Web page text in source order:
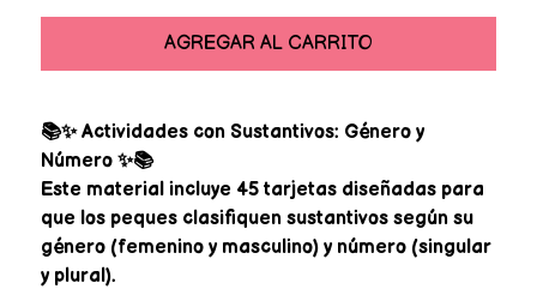
AGREGAR AL CARRITO
📚✨ Actividades con Sustantivos: Género y
Número ✨📚
Este material incluye 45 tarjetas diseñadas para
que los peques clasifiquen sustantivos según su
género (femenino y masculino) y número (singular
y plural).